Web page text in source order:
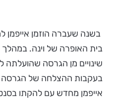
בשנה שעברה הוזמן אייפמן
בית האופרה של וינה.
בעקבות ההצלחה של
אייפמן מחדש עם להקתו